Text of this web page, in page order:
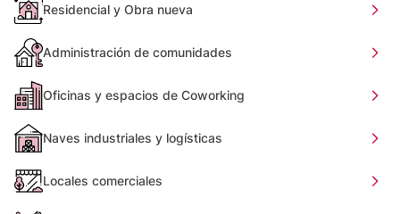
Residencial y Obra nueva
Administración de comunidades
Oficinas y espacios de Coworking
Naves industriales y logísticas
Locales comerciales